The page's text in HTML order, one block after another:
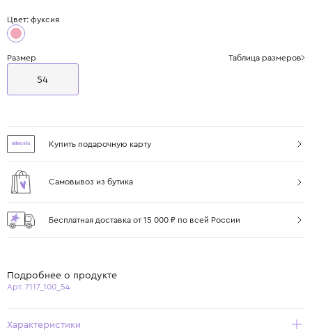
Цвет: фуксия
Размер Таблица размеров
54
Купить подарочную карту
Самовывоз из бутика
Бесплатная доставка от 15 000 ₽ по всей России
Подробнее о продукте
Арт. 7117_100_54
Характеристики